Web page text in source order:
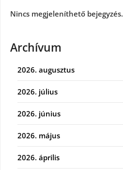
Nincs megjeleníthető bejegyzés.
Archívum
2026. augusztus
2026. július
2026. június
2026. május
2026. április